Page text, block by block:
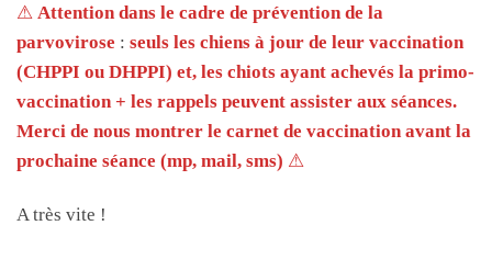
⚠ Attention dans le cadre de prévention de la
parvovirose : seuls les chiens à jour de leur vaccination
(CHPPI ou DHPPI) et, les chiots ayant achevés la primo-
vaccination + les rappels peuvent assister aux séances.
Merci de nous montrer le carnet de vaccination avant la
prochaine séance (mp, mail, sms) ⚠
A très vite !